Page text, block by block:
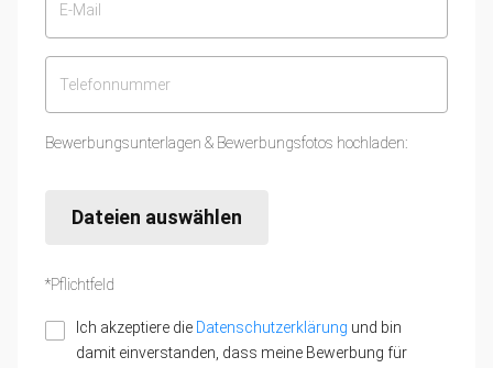
Bewerbungsunterlagen & Bewerbungsfotos hochladen:
Dateien auswählen
*Pflichtfeld
Ich akzeptiere die Datenschutzerklärung und bin
damit einverstanden, dass meine Bewerbung für